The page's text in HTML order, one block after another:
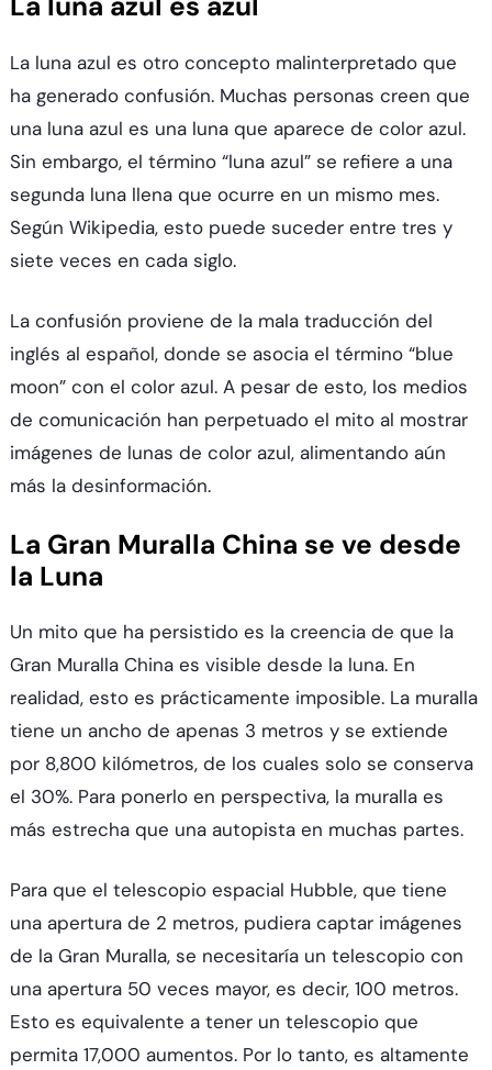
La luna azul es otro concepto malinterpretado que
ha generado confusión. Muchas personas creen que
una luna azul es una luna que aparece de color azul.
Sin embargo, el término “luna azul” se refiere a una
segunda luna llena que ocurre en un mismo mes.
Según Wikipedia, esto puede suceder entre tres y
siete veces en cada siglo.
La confusión proviene de la mala traducción del
inglés al español, donde se asocia el término “blue
moon” con el color azul. A pesar de esto, los medios
de comunicación han perpetuado el mito al mostrar
imágenes de lunas de color azul, alimentando aún
más la desinformación.
La Gran Muralla China se ve desde
la Luna
Un mito que ha persistido es la creencia de que la
Gran Muralla China es visible desde la luna. En
realidad, esto es prácticamente imposible. La muralla
tiene un ancho de apenas 3 metros y se extiende
por 8,800 kilómetros, de los cuales solo se conserva
el 30%. Para ponerlo en perspectiva, la muralla es
más estrecha que una autopista en muchas partes.
Para que el telescopio espacial Hubble, que tiene
una apertura de 2 metros, pudiera captar imágenes
de la Gran Muralla, se necesitaría un telescopio con
una apertura 50 veces mayor, es decir, 100 metros.
Esto es equivalente a tener un telescopio que
permita 17,000 aumentos. Por lo tanto, es altamente